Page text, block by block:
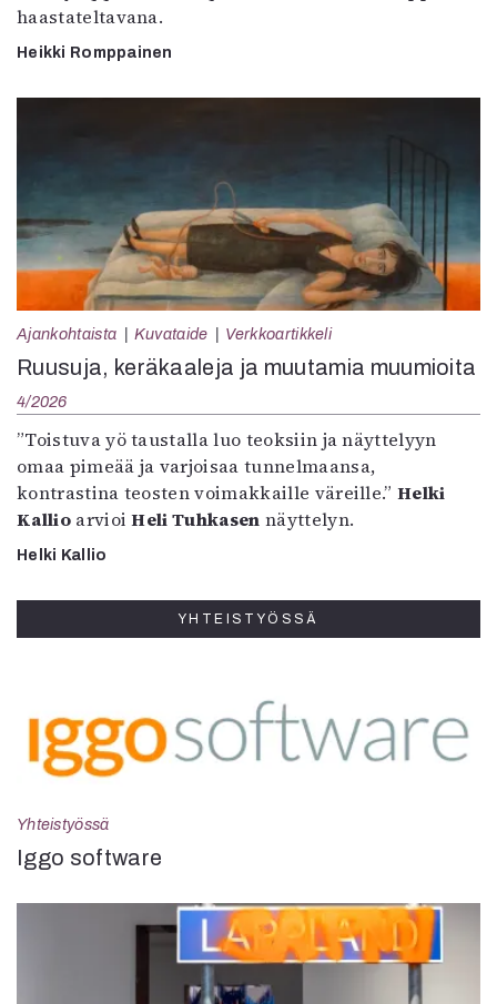
haastateltavana.
Heikki Romppainen
Ajankohtaista Kuvataide Verkkoartikkeli
Ruusuja, keräkaaleja ja muutamia muumioita
4/2026
”Toistuva yö taustalla luo teoksiin ja näyttelyyn
omaa pimeää ja varjoisaa tunnelmaansa,
kontrastina teosten voimakkaille väreille.”Helki
KallioarvioiHeli Tuhkasen näyttelyn.
Helki Kallio
YHTEISTYÖSSÄ
Yhteistyössä
Iggo software